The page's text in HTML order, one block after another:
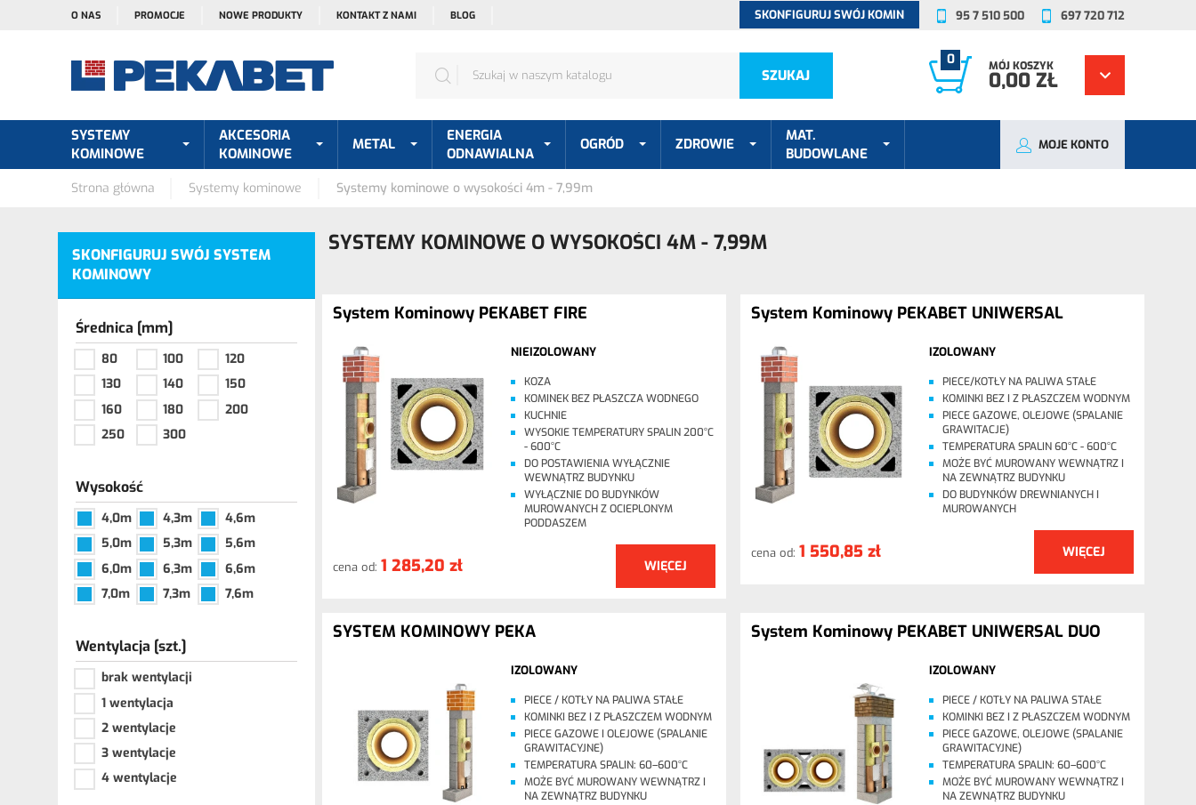
O NAS PROMOCJE NOWE PRODUKTY KONTAKT Z NAMI BLOG SKONFIGURUJ SWÓJ KOMIN 95 7 510 500 697 720 712
SZUKAJ
0 MÓJ KOSZYK
0,00 ZŁ
SYSTEMY
KOMINOWE
AKCESORIA
KOMINOWE
METAL
ENERGIA
ODNAWIALNA
OGRÓD ZDROWIE
MAT.
BUDOWLANE
MOJE KONTO
Strona główna Systemy kominowe Systemy kominowe o wysokości 4m - 7,99m
SKONFIGURUJ SWÓJ SYSTEM
KOMINOWY
Średnica [mm]
80 100
120
130
140
150
160
180
200
250
300
Wysokość
4,0m 4,3m
4,6m
5,0m
5,3m
5,6m
6,0m
6,3m
6,6m
7,0m
7,3m 7,6m
Wentylacja [szt.]
brak wentylacji
1 wentylacja
2 wentylacje
3 wentylacje
4 wentylacje
SYSTEMY KOMINOWE O WYSOKOŚCI 4M - 7,99M
System Kominowy PEKABET FIRE
NIEIZOLOWANY
KOZA
KOMINEK BEZ PŁASZCZA WODNEGO
KUCHNIE
WYSOKIE TEMPERATURY SPALIN 200°C
- 600°C
DO POSTAWIENIA WYŁĄCZNIE
WEWNĄTRZ BUDYNKU
WYŁĄCZNIE DO BUDYNKÓW
MUROWANYCH Z OCIEPLONYM
PODDASZEM
cena od: 1 285,20 zł WIĘCEJ
System Kominowy PEKABET UNIWERSAL
IZOLOWANY
PIECE/KOTŁY NA PALIWA STAŁE
KOMINKI BEZ I Z PŁASZCZEM WODNYM
PIECE GAZOWE, OLEJOWE (SPALANIE
GRAWITACJE)
TEMPERATURA SPALIN 60°C - 600°C
MOŻE BYĆ MUROWANY WEWNĄTRZ I
NA ZEWNĄTRZ BUDYNKU
DO BUDYNKÓW DREWNIANYCH I
MUROWANYCH
cena od: 1 550,85 zł WIĘCEJ
SYSTEM KOMINOWY PEKA
IZOLOWANY
PIECE / KOTŁY NA PALIWA STAŁE
KOMINKI BEZ I Z PŁASZCZEM WODNYM
PIECE GAZOWE I OLEJOWE (SPALANIE
GRAWITACYJNE)
TEMPERATURA SPALIN: 60–600°C
MOŻE BYĆ MUROWANY WEWNĄTRZ I
NA ZEWNĄTRZ BUDYNKU
System Kominowy PEKABET UNIWERSAL DUO
IZOLOWANY
PIECE / KOTŁY NA PALIWA STAŁE
KOMINKI BEZ I Z PŁASZCZEM WODNYM
PIECE GAZOWE, OLEJOWE (SPALANIE
GRAWITACYJNE)
TEMPERATURA SPALIN: 60–600°C
MOŻE BYĆ MUROWANY WEWNĄTRZ I
NA ZEWNĄTRZ BUDYNKU